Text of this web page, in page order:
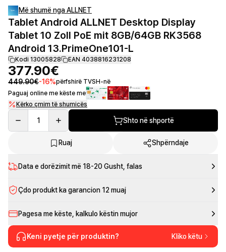
Më shumë nga ALLNET
Tablet Android ALLNET Desktop Display
Tablet 10 Zoll PoE mit 8GB/64GB RK3568
Android 13.PrimeOne101-L
Kodi 13005828 EAN 4038816231208
377.90€
449.90€-16%përfshirë TVSH-në
Paguaj online me këste me
Kërko çmim të shumicës
1 Shto në shportë
Ruaj Shpërndaje
Data e dorëzimit më 18-20 Gusht , falas
Çdo produkt ka garancion 12 muaj
Pagesa me këste, kalkulo këstin mujor
Keni pyetje për produktin? Kliko këtu